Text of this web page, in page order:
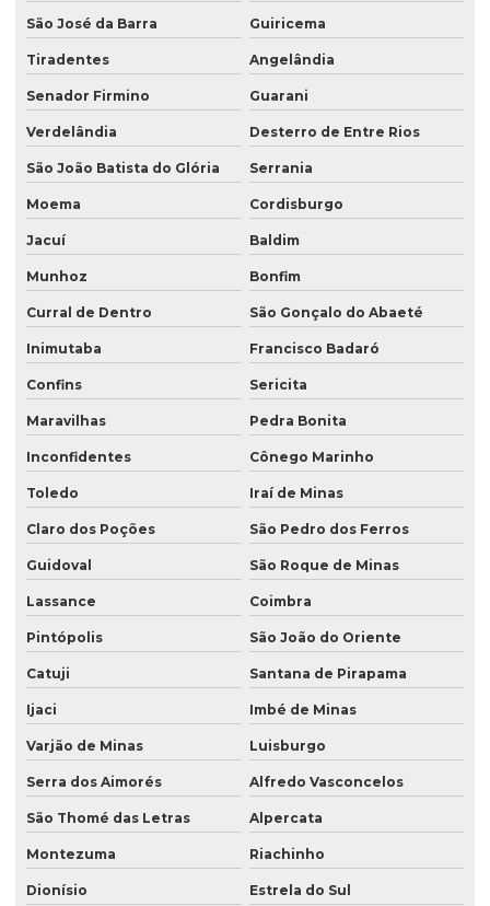
São José da Barra Guiricema
Tiradentes Angelândia
Senador Firmino Guarani
Verdelândia Desterro de Entre Rios
São João Batista do Glória Serrania
Moema Cordisburgo
Jacuí Baldim
Munhoz Bonfim
Curral de Dentro São Gonçalo do Abaeté
Inimutaba Francisco Badaró
Confins Sericita
Maravilhas Pedra Bonita
Inconfidentes Cônego Marinho
Toledo Iraí de Minas
Claro dos Poções São Pedro dos Ferros
Guidoval São Roque de Minas
Lassance Coimbra
Pintópolis São João do Oriente
Catuji Santana de Pirapama
Ijaci Imbé de Minas
Varjão de Minas Luisburgo
Serra dos Aimorés Alfredo Vasconcelos
São Thomé das Letras Alpercata
Montezuma Riachinho
Dionísio Estrela do Sul